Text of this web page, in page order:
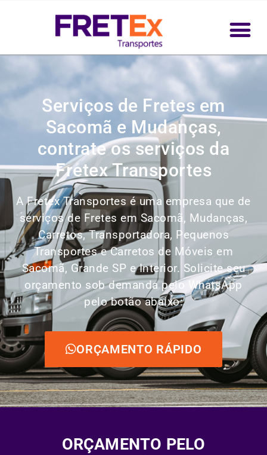
Serviços de Fretes em
Sacomã e Mudanças,
contrate os serviços da
Fretex Transportes
A Fretex Transportes é uma empresa que de
serviços de Fretes em Sacomã, Mudanças,
Carretos, Transportadora, Pequenos
Transportes e Carretos de Móveis em
Sacomã, Grande SP e Interior. Solicite seu
orçamento sob demanda pelo WhatsApp
pelo botão abaixo:
ORÇAMENTO RÁPIDO
ORÇAMENTO PELO